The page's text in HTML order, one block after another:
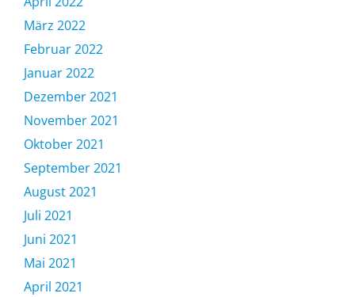
März 2022
Februar 2022
Januar 2022
Dezember 2021
November 2021
Oktober 2021
September 2021
August 2021
Juli 2021
Juni 2021
Mai 2021
April 2021